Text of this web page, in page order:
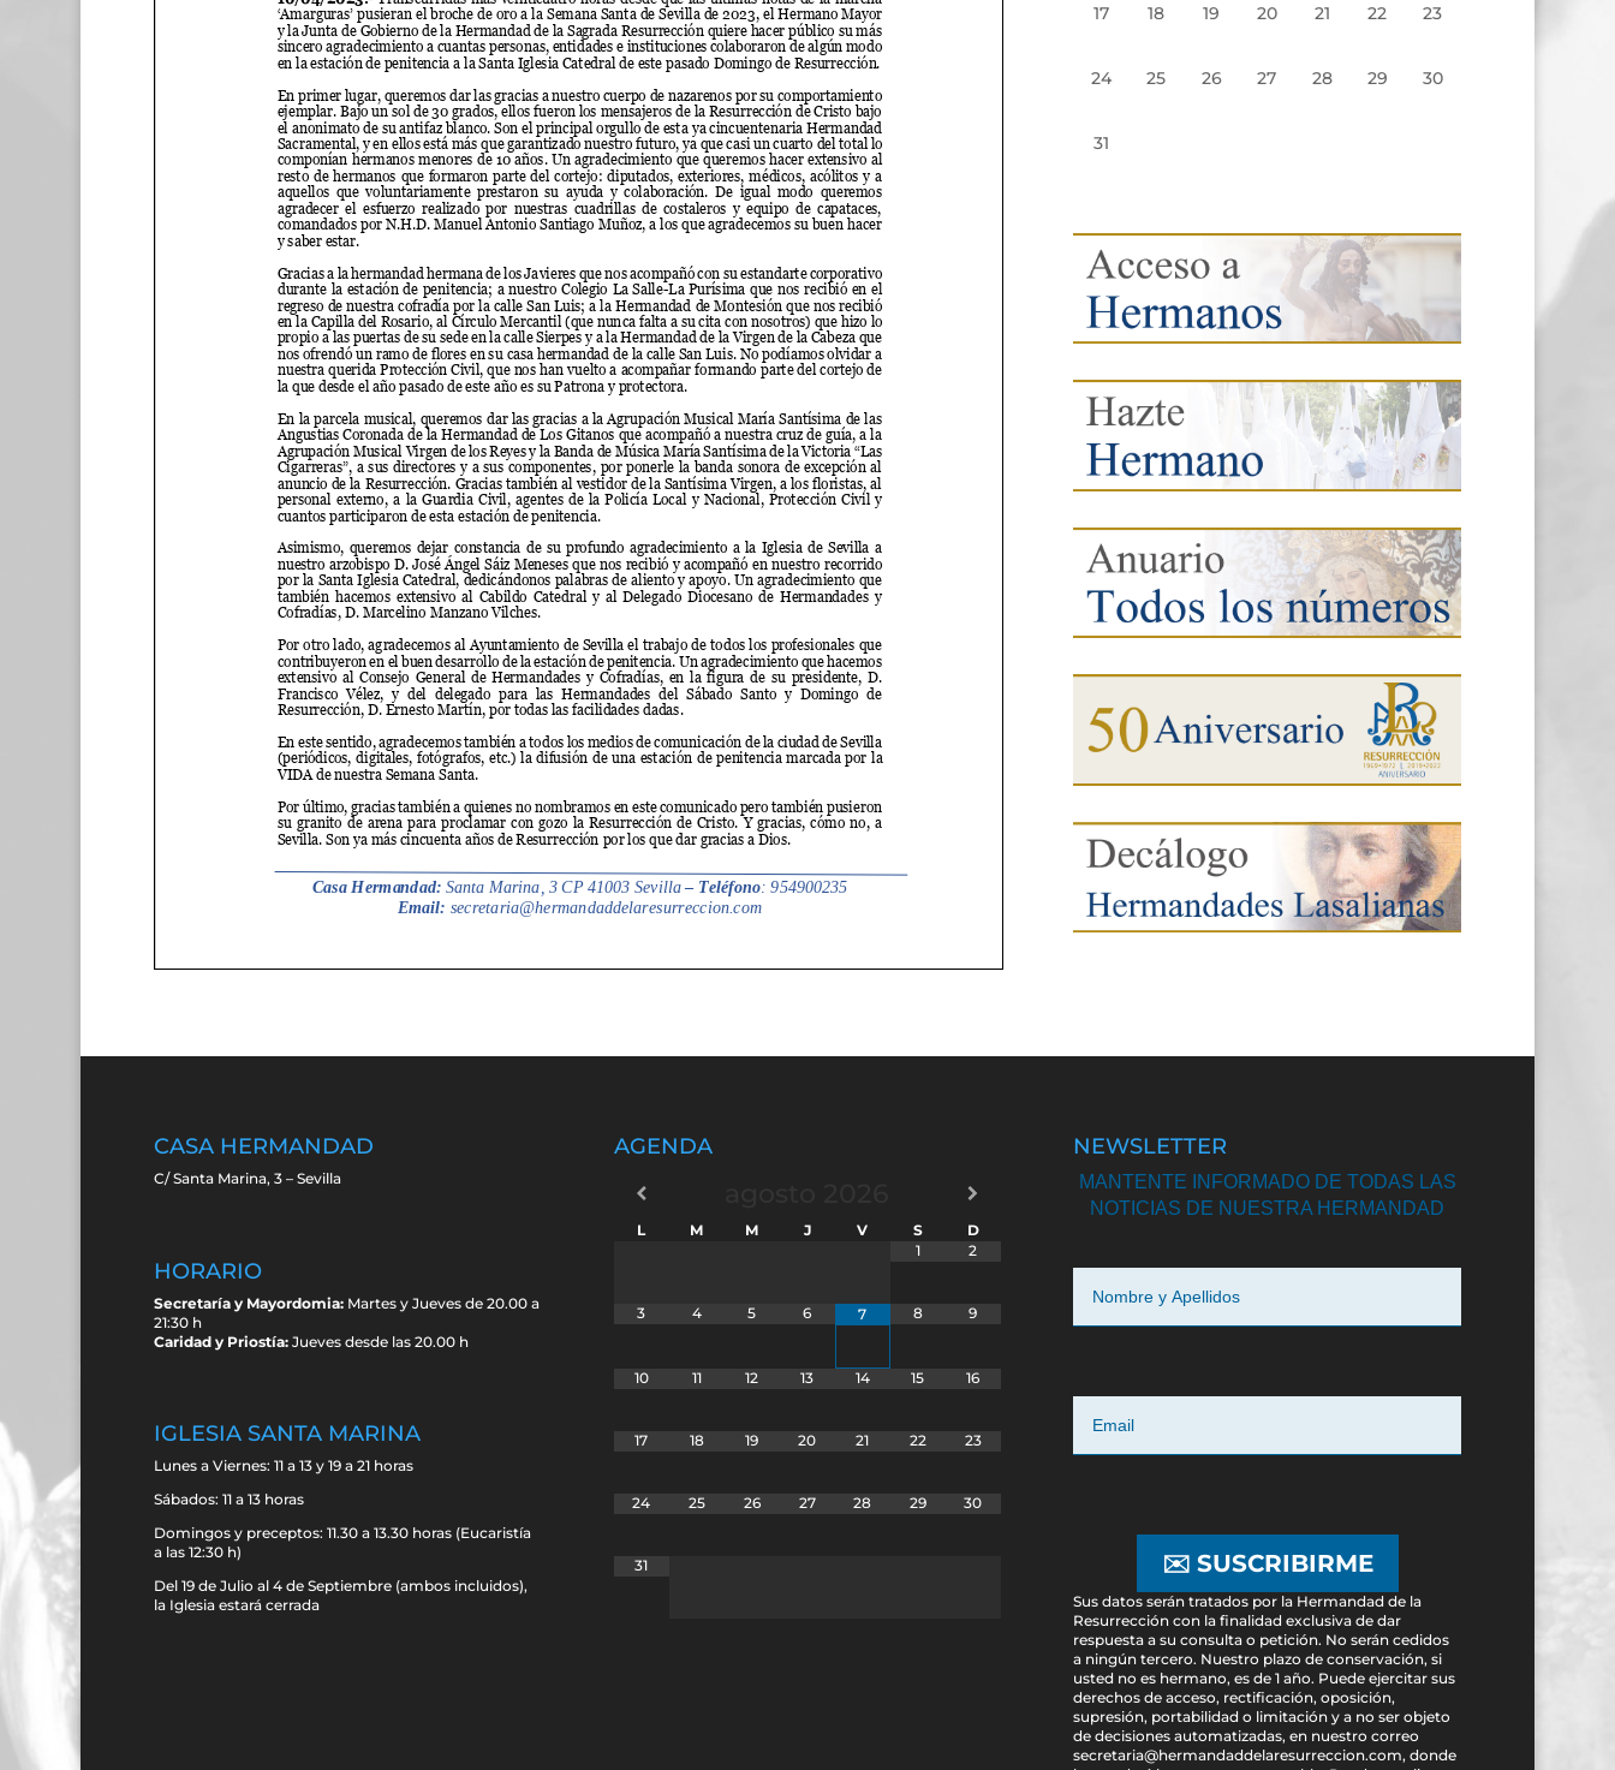
17 18 19 20 21 22 23
24 25 26 27 28 29 30
31
CASA HERMANDAD
C/ Santa Marina, 3 – Sevilla
HORARIO
Secretaría y Mayordomia:Martes y Jueves de 20.00 a
21:30 h
Caridad y Priostía:Jueves desde las 20.00 h
IGLESIA SANTA MARINA
Lunes a Viernes: 11 a 13 y 19 a 21 horas
Sábados: 11 a 13 horas
Domingos y preceptos: 11.30 a 13.30 horas (Eucaristía
a las 12:30 h)
Del 19 de Julio al 4 de Septiembre (ambos incluidos),
la Iglesia estará cerrada
AGENDA
L M M J V S
D
1
2
3 4 5 6 7 8 9
10 11 12 13 14 15 16
17 18 19 20 21 22 23
24 25 26 27 28 29 30
31
NEWSLETTER
MANTENTE INFORMADO DE TODAS LAS
NOTICIAS DE NUESTRA HERMANDAD
✉️ SUSCRIBIRME
Sus datos serán tratados por la Hermandad de la
Resurrección con la finalidad exclusiva de dar
respuesta a su consulta o petición. No serán cedidos
a ningún tercero. Nuestro plazo de conservación, si
usted no es hermano, es de 1 año. Puede ejercitar sus
derechos de acceso, rectificación, oposición,
supresión, portabilidad o limitación y a no ser objeto
de decisiones automatizadas, en nuestro correo
secretaria@hermandaddelaresurreccion.com, donde